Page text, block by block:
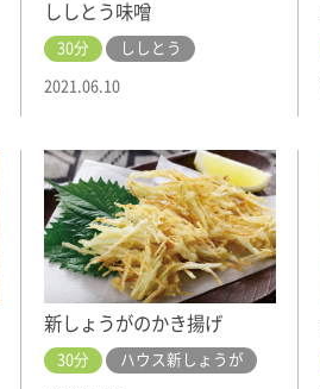
ししとう味噌
30分 ししとう
2021.06.10
新しょうがのかき揚げ
30分 ハウス新しょうが